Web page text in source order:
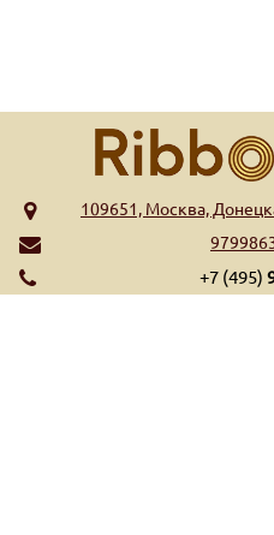
109651, Москва,
+7 (495)